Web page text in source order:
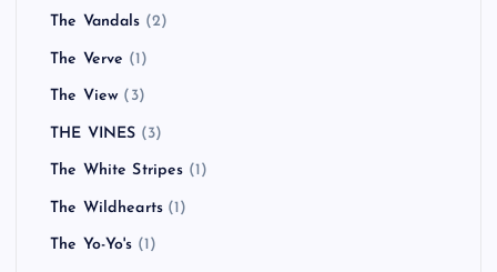
The Vandals (2)
The Verve (1)
The View (3)
THE VINES (3)
The White Stripes (1)
The Wildhearts (1)
The Yo-Yo's (1)